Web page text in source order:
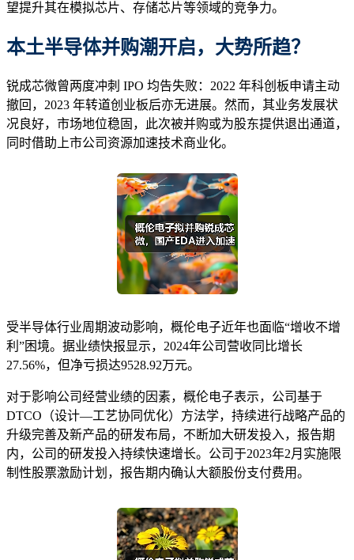
望提升其在模拟芯片、存储芯片等领域的竞争力。
本土半导体并购潮开启，大势所趋？
锐成芯微曾两度冲刺 IPO 均告失败：2022 年科创板申请主动
撤回，2023 年转道创业板后亦无进展。然而，其业务发展状
况良好，市场地位稳固，此次被并购或为股东提供退出通道，
同时借助上市公司资源加速技术商业化。
受半导体行业周期波动影响，概伦电子近年也面临“增收不增
利”困境。据业绩快报显示，2024年公司营收同比增长
27.56%，但净亏损达9528.92万元。
对于影响公司经营业绩的因素，概伦电子表示，公司基于
DTCO（设计—工艺协同优化）方法学，持续进行战略产品的
升级完善及新产品的研发布局，不断加大研发投入，报告期
内，公司的研发投入持续快速增长。公司于2023年2月实施限
制性股票激励计划，报告期内确认大额股份支付费用。